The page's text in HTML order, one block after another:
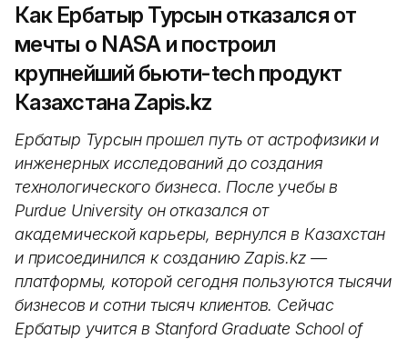
Как Ербатыр Турсын отказался от
мечты о NASA и построил
крупнейший бьюти-tech продукт
Казахстана Zapis.kz
Ербатыр Турсын прошел путь от астрофизики и
инженерных исследований до создания
технологического бизнеса. После учебы в
Purdue University он отказался от
академической карьеры, вернулся в Казахстан
и присоединился к созданию Zapis.kz —
платформы, которой сегодня пользуются тысячи
бизнесов и сотни тысяч клиентов. Сейчас
Ербатыр учится в Stanford Graduate School of